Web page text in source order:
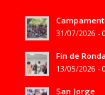
31/07/2026 -
Fin de Ronda
13/05/2026 -
San Jorge